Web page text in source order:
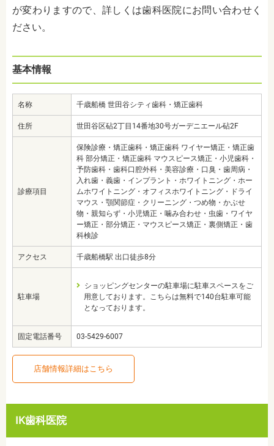
が変わりますので、詳しくは歯科医院にお問い合わせく
ださい。
基本情報
名称 千歳船橋 世田谷シティ歯科・矯正歯科
住所 世田谷区砧2丁目14番地30号ガーデニエール砧2F
診療項目
保険診療・矯正歯科・矯正歯科 ワイヤー矯正・矯正歯
科 部分矯正・矯正歯科 マウスピース矯正・小児歯科・
予防歯科・歯科口腔外科・美容診療・口臭・歯周病・
入れ歯・義歯・インプラント・ホワイトニング・ホー
ムホワイトニング・オフィスホワイトニング・ドライ
マウス・顎関節症・クリーニング・つめ物・かぶせ
物・親知らず・小児矯正・噛み合わせ・虫歯・ワイヤ
ー矯正・部分矯正・マウスピース矯正・裏側矯正・歯
科検診
アクセス 千歳船橋駅 出口徒歩8分
駐車場
ショッピングセンターの駐車場に駐車スペースをご
用意しております。こちらは無料で140台駐車可能
となっております。
固定電話番号 03-5429-6007
店舗情報詳細はこちら
IK歯科医院